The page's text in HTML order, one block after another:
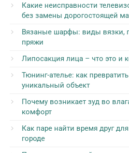
Какие неисправности
без замены дорогостоящей
Вязаные шарфы: виды вязки,
пряжи
Липосакция лица – что это и
Тюнинг-ателье: как
уникальный объект
Почему возникает зуд во
комфорт
Как паре найти время друг
городе